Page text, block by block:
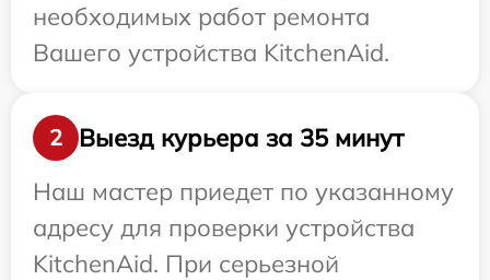
необходимых работ ремонта
Вашего устройства KitchenAid.
2
Выезд курьера за 35 минут
Наш мастер приедет по указанному
адресу для проверки устройства
KitchenAid. При серьезной